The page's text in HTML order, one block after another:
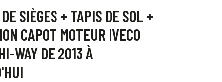
SIÈGES + TAPIS DE SOL +
CAPOT MOTEUR IVECO
WAY DE 2013 À